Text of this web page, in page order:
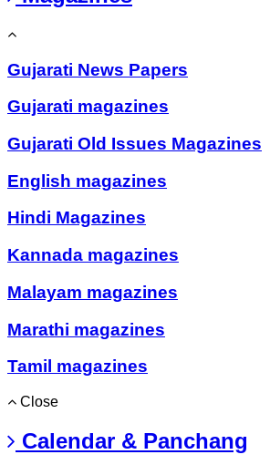
Gujarati News Papers
Gujarati magazines
Gujarati Old Issues Magazines
English magazines
Hindi Magazines
Kannada magazines
Malayam magazines
Marathi magazines
Tamil magazines
Close
Calendar & Panchang